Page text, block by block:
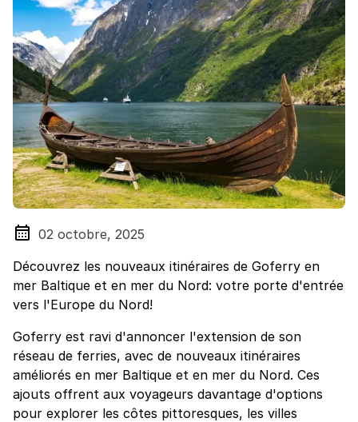
02 octobre, 2025
Découvrez les nouveaux itinéraires de Goferry en
mer Baltique et en mer du Nord: votre porte d'entrée
vers l'Europe du Nord!
Goferry est ravi d'annoncer l'extension de son
réseau de ferries, avec de nouveaux itinéraires
améliorés en mer Baltique et en mer du Nord. Ces
ajouts offrent aux voyageurs davantage d'options
pour explorer les côtes pittoresques, les villes